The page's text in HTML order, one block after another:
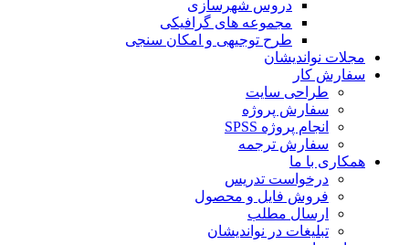
دروس شهرسازی
مجموعه های گرافیکی
طرح توجیهی و امکان سنجی
مجلات نواندیشان
سفارش کار
طراحی سایت
سفارش پروژه
انجام پروژه SPSS
سفارش ترجمه
همکاری با ما
درخواست تدریس
فروش فایل و محصول
ارسال مطلب
تبلیغات در نواندیشان